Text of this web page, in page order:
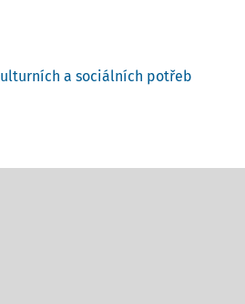
a sociálních potřeb